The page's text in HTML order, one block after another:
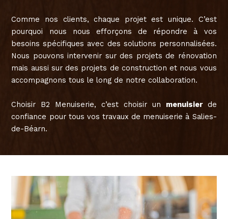
Comme nos clients, chaque projet est unique. C’est
pourquoi nous nous efforçons de répondre à vos
besoins spécifiques avec des solutions personnalisées.
Nous pouvons intervenir sur des projets de rénovation
mais aussi sur des projets de construction et nous vous
accompagnons tous le long de notre collaboration.
Choisir B2 Menuiserie, c’est choisir un menuisierde
confiance pour tous vos travaux de menuiserie à Salies-
de-Béarn.